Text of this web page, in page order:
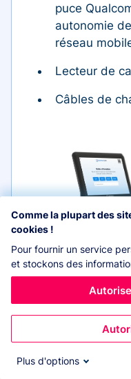
puce
autonomie
réseau
Lecteur de
Câbles de
Comme la plupart des
cookies !
Pour fournir un service
et stockons des
Plus d'options